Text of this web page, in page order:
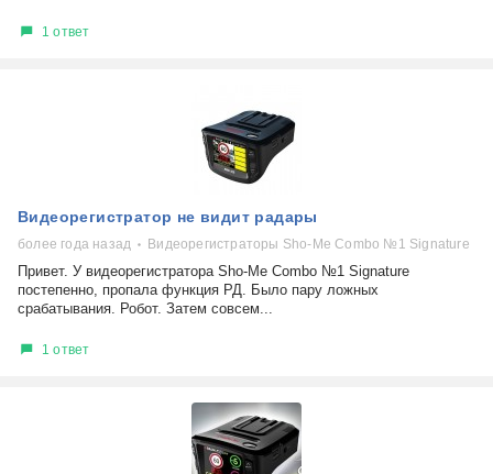
1 ответ
Видеорегистратор не видит радары
более года назад Видеорегистраторы Sho-Me Combo №1 Signature
Привет. У видеорегистратора Sho-Me Combo №1 Signature
постепенно, пропала функция РД. Было пару ложных
срабатывания. Робот. Затем совсем...
1 ответ